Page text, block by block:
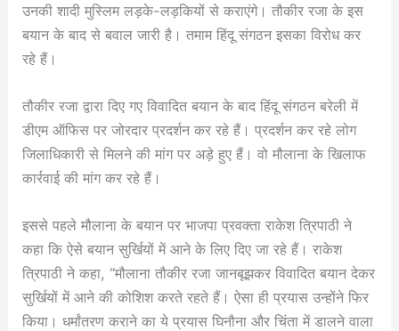
उनकी शादी मुस्लिम लड़के-लड़कियों से कराएंगे। तौकीर रजा के इस
बयान के बाद से बवाल जारी है। तमाम हिंदू संगठन इसका विरोध कर
रहे हैं।
तौकीर रजा द्वारा दिए गए विवादित बयान के बाद हिंदू संगठन बरेली में
डीएम ऑफिस पर जोरदार प्रदर्शन कर रहे हैं। प्रदर्शन कर रहे लोग
जिलाधिकारी से मिलने की मांग पर अड़े हुए हैं। वो मौलाना के खिलाफ
कार्रवाई की मांग कर रहे हैं।
इससे पहले मौलाना के बयान पर भाजपा प्रवक्ता राकेश त्रिपाठी ने
कहा कि ऐसे बयान सुर्खियों में आने के लिए दिए जा रहे हैं। राकेश
त्रिपाठी ने कहा, “मौलाना तौकीर रजा जानबूझकर विवादित बयान देकर
सुर्खियों में आने की कोशिश करते रहते हैं। ऐसा ही प्रयास उन्होंने फिर
किया। धर्मांतरण कराने का ये प्रयास घिनौना और चिंता में डालने वाला